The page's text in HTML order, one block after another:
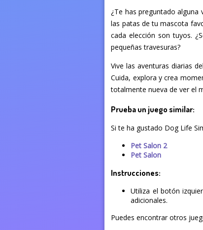
¿Te has preguntado alguna
las patas de tu mascota
cada elección son tuyos.
pequeñas travesuras?
Vive las aventuras diarias
Cuida, explora y crea
totalmente nueva de ver el
Prueba un juego similar:
Si te ha gustado Dog Life
Pet Salon 2
Pet Salon
Instrucciones:
Utiliza el botón
adicionales.
Puedes encontrar otros